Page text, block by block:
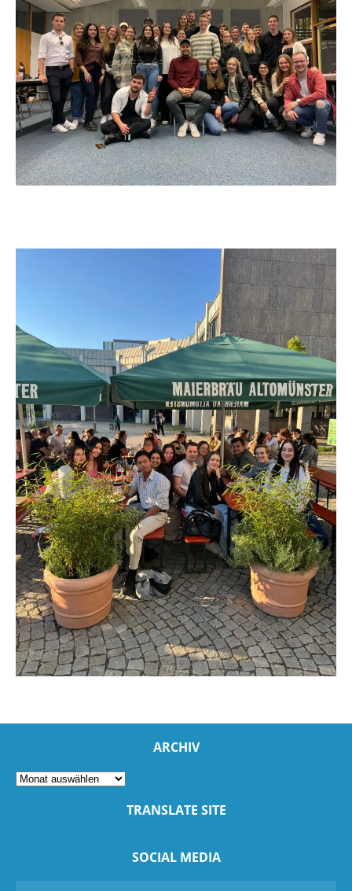
ARCHIV
TRANSLATE SITE
SOCIAL MEDIA